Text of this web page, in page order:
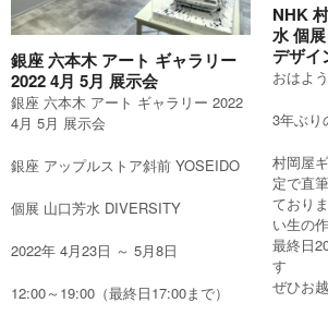
銀座 六本木 アート ギャラリー
2022 4月 5月 展示会
銀座 六本木 アート ギャラリー 2022
4月 5月 展示会
銀座 アップルストア斜前 YOSEIDO
個展 山口芳水 DIVERSITY
2022年 4月23日 ～ 5月8日
12:00～19:00（最終日17:00まで）
NHK
水 個
デザイ
おはよ
3年ぶり
村岡屋
定で直
ており
い生の
最終日
す
ぜひお